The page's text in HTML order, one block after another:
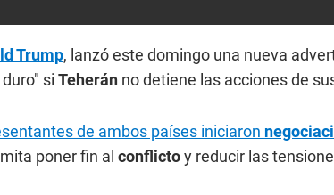
Trump, lanzó este domingo una nueva
si Teherán no detiene las acciones de
de ambos países iniciaron
poner fin al conflictoy reducir las